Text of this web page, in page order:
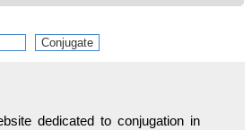
dedicated to conjugation in